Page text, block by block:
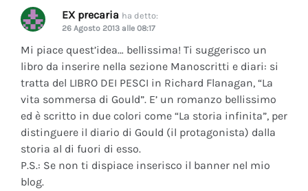
EX precaria ha detto:
26 Agosto 2013 alle 08:17
Mi piace quest’idea… bellissima! Ti suggerisco un
libro da inserire nella sezione Manoscritti e diari: si
tratta del LIBRO DEI PESCI in Richard Flanagan, “La
vita sommersa di Gould”. E’ un romanzo bellissimo
ed è scritto in due colori come “La storia infinita”, per
distinguere il diario di Gould (il protagonista) dalla
storia al di fuori di esso.
P.S.: Se non ti dispiace inserisco il banner nel mio
blog.